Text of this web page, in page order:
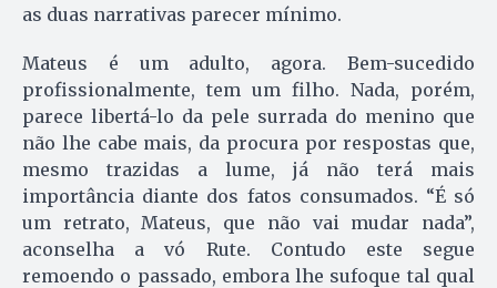
as duas narrativas parecer mínimo.
Mateus é um adulto, agora. Bem-sucedido
profissionalmente, tem um filho. Nada, porém,
parece libertá-lo da pele surrada do menino que
não lhe cabe mais, da procura por respostas que,
mesmo trazidas a lume, já não terá mais
importância diante dos fatos consumados. “É só
um retrato, Mateus, que não vai mudar nada”,
aconselha a vó Rute. Contudo este segue
remoendo o passado, embora lhe sufoque tal qual